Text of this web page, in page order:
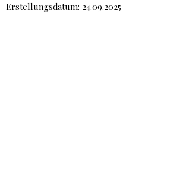
Erstellungsdatum: 24.09.2025